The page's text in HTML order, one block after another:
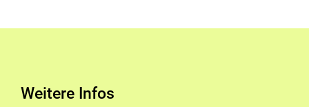
Weitere Infos